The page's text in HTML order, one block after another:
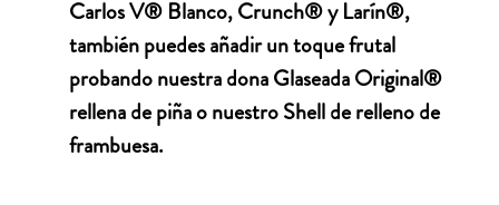
Carlos V® Blanco, Crunch® y Larín®,
también puedes añadir un toque frutal
probando nuestra dona Glaseada Original®
rellena de piña o nuestro Shell de relleno de
frambuesa.